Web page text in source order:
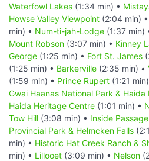
Waterfowl Lakes (1:34 min) •
Howse Valley Viewpoint (2:04 min) •
min) • Num-ti-jah-Lodge (1:37 min)
Mount Robson (3:07 min) • Kinney
George (1:25 min) • Fort St. James
(1:25 min) • Barkerville (2:35 min) •
(1:59 min) • Prince Rupert (1:21
Gwai Haanas National Park & Haida
Haida Heritage Centre (1:01 min) •
Tow Hill (3:08 min) • Inside Passage
Provincial Park & Helmcken Falls
min) • Historic Hat Creek Ranch &
min) • Lillooet (3:09 min) • Nelson